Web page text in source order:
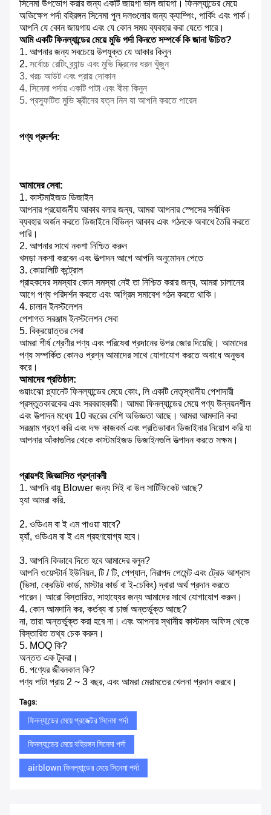
সিনেমা উপভোগ করার জন্য একটি জায়গা ভাল জায়গা। ফিনল্যান্ডের মেয়ে
অভিক্ষেপ পর্দা বহিরঙ্গন সিনেমা পুল দলগুলোর জন্য ক্যাম্পিং, পার্কিং এবং পার্ক।
আপনি যে কোন জায়গায় এবং যে কোন সময় ব্যবহার করা যেতে পারে।
আমি একটি ফিনল্যান্ডের মেয়ে মুভি পর্দা কিনতে সম্পর্কে কি জানা উচিত?
1. আপনার জন্য সবচেয়ে উপযুক্ত যে আকার কিনুন
2. সর্বোচ্চ রেটিং ব্র্যান্ড এবং মুভি স্ক্রিনের ধরন খুঁজুন
3. খরচ আউট এবং প্রায় দোকান
4. সিনেমা পর্দায় একটি পাটা এবং বীমা কিনুন
5. প্রস্ফুটিত মুভি স্ক্রীনের যত্ন নিন যা আপনি করতে পারেন
পণ্য প্রদর্শন:
আমাদের সেবা:
1. কাস্টমাইজড ডিজাইন
আপনার প্রয়োজনীয় আকার বলার জন্য, আমরা আপনার স্পেসের সর্বাধিক
ব্যবহার অর্জন করতে ডিজাইনে বিভিন্ন আকার এবং গঠনকে অবাধে তৈরি করতে
পারি।
2. আপনার সাথে নকশা নিশ্চিত করুন
খসড়া নকশা করবেন এবং উত্পাদন আগে আপনি অনুমোদন পেতে
3. কোয়ালিটি কন্ট্রোল
গ্রাহকদের সমস্যার কোন সমস্যা নেই তা নিশ্চিত করার জন্য, আমরা চালানের
আগে পণ্য পরিদর্শন করতে এবং অগ্রিম সমাবেশ গঠন করতে থাকি।
4. চালান ইনস্টলেশন
পেশাগত সরঞ্জাম ইনস্টলেশন সেবা
5. বিক্রয়োত্তর সেবা
আমরা শীর্ষ শ্রেণীর পণ্য এবং পরিষেবা প্রদানের উপর জোর দিয়েছি। আমাদের
পণ্য সম্পর্কিত কোনও প্রশ্ন আমাদের সাথে যোগাযোগ করতে অবাধে অনুভব
করে।
আমাদের প্রতিষ্ঠান:
গুয়াংঝো প্ল্যানেট ফিনল্যান্ডের মেয়ে কোং, লি একটি নেতৃস্থানীয় পেশাদারী
প্রস্তুতকারকের এবং সরবরাহকারী। আমরা ফিনল্যান্ডের মেয়ে পণ্য উন্নয়নশীল
এবং উত্পাদন মধ্যে 10 বছরের বেশি অভিজ্ঞতা আছে। আমরা আমদানি করা
সরঞ্জাম গ্রহণ করি এবং দক্ষ কাজকর্ম এবং প্রতিভাবান ডিজাইনার নিয়োগ করি যা
আপনার আঁকাগুলির থেকে কাস্টমাইজড ডিজাইনগুলি উত্পাদন করতে সক্ষম।
প্রায়শই জিজ্ঞাসিত প্রশ্নাবলী
1. আপনি বায়ু Blower জন্য সিই বা উল সার্টিফিকেট আছে?
হ্যা আমরা করি.
2. ওডিএম বা ই এম পাওয়া যাবে?
হ্যাঁ, ওডিএম বা ই এম গ্রহণযোগ্য হবে।
3. আপনি কিভাবে দিতে হবে আমাদের বলুন?
আপনি ওয়েস্টার্ন ইউনিয়ন, টি / টি, পেপ্যাল, নিরাপদ পেমেন্ট এবং ট্রেড আশ্বাস
(ভিসা, ক্রেডিট কার্ড, মাস্টার কার্ড বা ই-চেকিং) দ্বারা অর্থ প্রদান করতে
পারেন। আরো বিস্তারিত, সাহায্যের জন্য আমাদের সাথে যোগাযোগ করুন।
4. কোন আমদানি কর, কর্তব্য বা চার্জ অন্তর্ভুক্ত আছে?
না, তারা অন্তর্ভুক্ত করা হবে না। এবং আপনার স্থানীয় কাস্টমস অফিস থেকে
বিস্তারিত তথ্য চেক করুন।
5. MOQ কি?
অন্তত এক টুকরা।
6. পণ্যের জীবনকাল কি?
পণ্য পাটা প্রায় 2 ~ 3 বছর, এবং আমরা মেরামতের খেলনা প্রদান করবে।
Tags:
ফিনল্যান্ডের মেয়ে প্রজেক্টর সিনেমা পর্দা
ফিনল্যান্ডের মেয়ে বহিরঙ্গন সিনেমা পর্দা
airblown ফিনল্যান্ডের মেয়ে সিনেমা পর্দা